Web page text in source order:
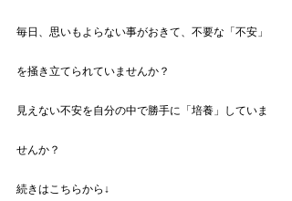
毎日、思いもよらない事がおきて、不要な「不安」
を掻き立てられていませんか？
見えない不安を自分の中で勝手に「培養」していま
せんか？
続きはこちらから↓